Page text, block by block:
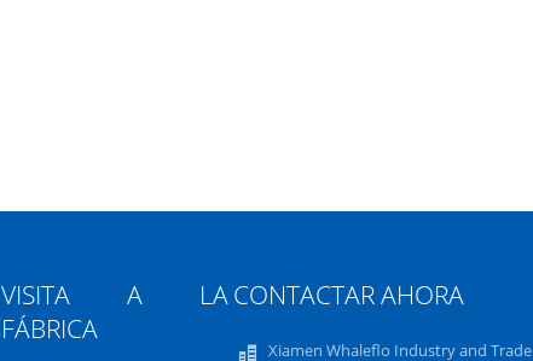
VISITA A LA
FÁBRICA
CONTACTAR AHORA
Xiamen Whaleflo Industry and Trade